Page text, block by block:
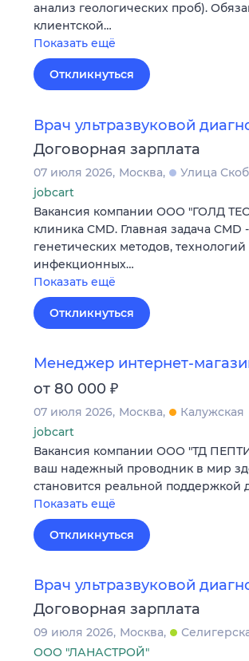
анализ геологических проб).
клиентской…
Показать ещё
Откликнуться
Врач ультразвуковой
Договорная зарплата
07 июля 2026 Москва
Улица
jobcart
Вакансия компании ООО "ГОЛД
клиника CMD. Главная задача
генетических методов,
инфекционных…
Показать ещё
Откликнуться
Менеджер интернет-
от 80 000 ₽
07 июля 2026 Москва
Калужская
jobcart
Вакансия компании ООО "ТД
ваш надежный проводник в мир
становится реальной
Показать ещё
Откликнуться
Врач ультразвуковой
Договорная зарплата
09 июля 2026 Москва
ООО "ЛАНАСТРОЙ"